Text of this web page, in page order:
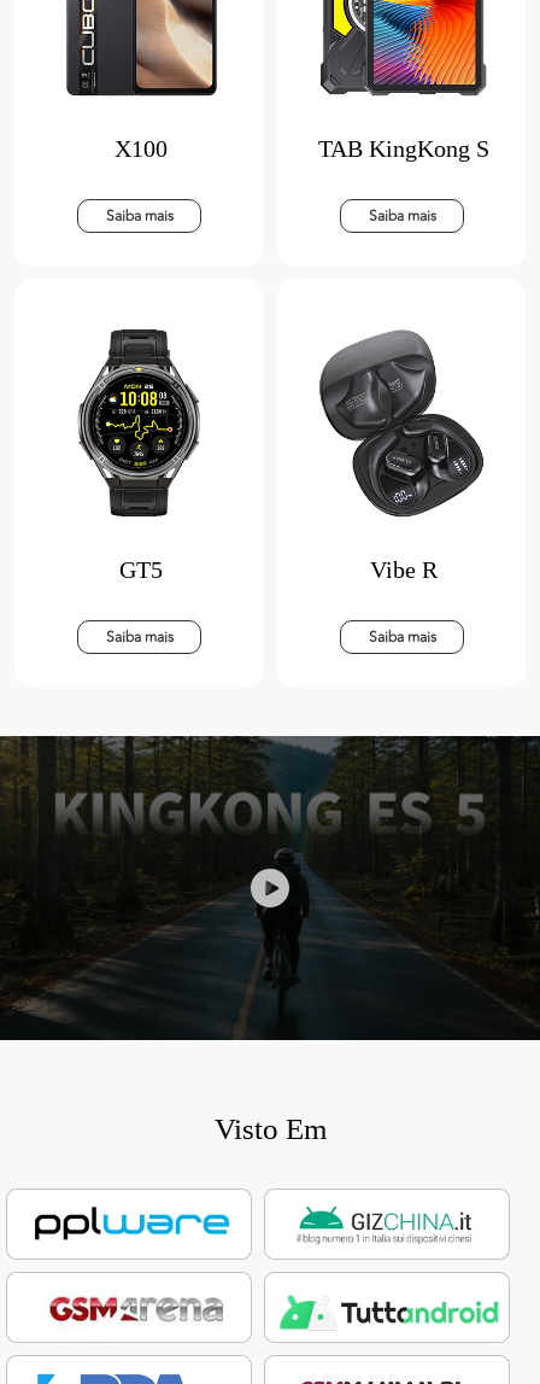
X100
Saiba mais
TAB KingKong S
Saiba mais
GT5
Saiba mais
Vibe R
Saiba mais
Visto Em